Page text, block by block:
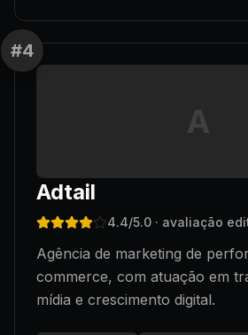
#4
A
Adtail
4.4/5.0 · avaliação
Agência de marketing de
commerce, com atuação em
mídia e crescimento digital.